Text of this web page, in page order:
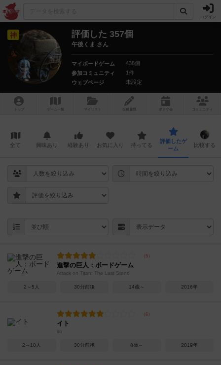
ログイン
神 評価した 357個
午後くま さん
マイボードゲーム
438個
参加コミュニティ
1件
ウェブページ
未設定
トップ ゲーム一覧 マイリスト 投稿履歴 ボ ドゲ コミュニティ
全て 興味あり 経験あり お気に入り 持ってる
評価したゲ
ーム
比較する
進撃の巨人：ボードゲーム
Attack on Titan: The Last Stand
2～5人 30分前後 14歳～ 2016年
イト
ito
2～10人 30分前後 8歳～ 2019年